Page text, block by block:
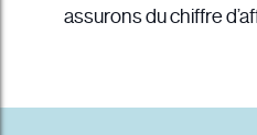
assurons du chiffre